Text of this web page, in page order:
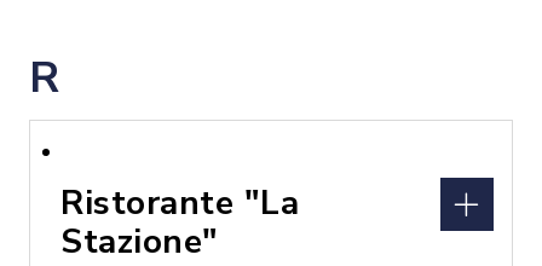
R
Ristorante "La
Stazione"